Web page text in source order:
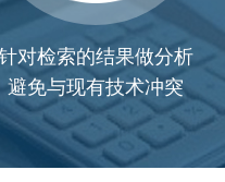
对检索的结果做分析
避免与现有技术冲突